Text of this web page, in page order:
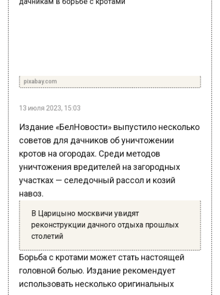
советов для дачников об уничтожении
кротов на огородах. Среди методов
уничтожения вредителей на загородных
участках — селедочный рассол и козий
навоз.
реконструкции дачного отдыха прошлых
столетий
Борьба с кротами может стать настоящей
головной болью. Издание рекомендует
использовать несколько оригинальных